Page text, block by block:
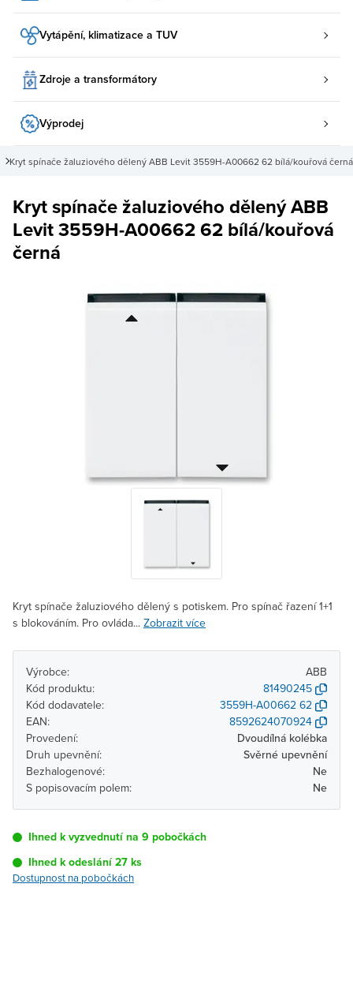
Vytápění, klimatizace a TUV
Zdroje a transformátory
Výprodej
Kryt spínače žaluziového dělený ABB Levit 3559H-A00662 62 bílá/kouřová černá
Kryt spínače žaluziového dělený ABB
Levit 3559H-A00662 62 bílá/kouřová
černá
Kryt spínače žaluziového dělený s potiskem. Pro spínač řazení 1+1
s blokováním. Pro ovláda... Zobrazit více
Výrobce:
ABB
Kód produktu:
81490245
Kód dodavatele:
3559H-A00662 62
EAN:
8592624070924
Provedení:
Dvoudílná kolébka
Druh upevnění:
Svěrné upevnění
Bezhalogenové:
Ne
S popisovacím polem:
Ne
Ihned k vyzvednutí na 9 pobočkách
Ihned k odeslání 27 ks
Dostupnost na pobočkách